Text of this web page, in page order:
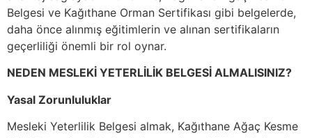
Belgesi ve Kağıthane Orman Sertifikası gibi belgelerde,
daha önce alınmış eğitimlerin ve alınan sertifikaların
geçerliliği önemli bir rol oynar.
NEDEN MESLEKİ YETERLİLİK BELGESİ ALMALISINIZ?
Yasal Zorunluluklar
Mesleki Yeterlilik Belgesi almak, Kağıthane Ağaç Kesme